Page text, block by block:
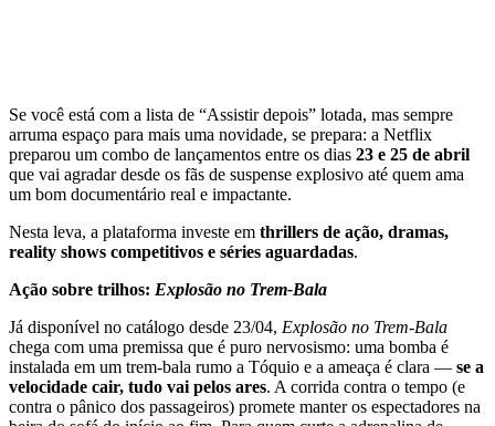
Se você está com a lista de “Assistir depois” lotada, mas sempre
arruma espaço para mais uma novidade, se prepara: a Netflix
preparou um combo de lançamentos entre os dias 23 e 25 de abril
que vai agradar desde os fãs de suspense explosivo até quem ama
um bom documentário real e impactante.
Nesta leva, a plataforma investe em thrillers de ação, dramas,
reality shows competitivos e séries aguardadas.
Ação sobre trilhos: Explosão no Trem-Bala
Já disponível no catálogo desde 23/04, Explosão no Trem-Bala
chega com uma premissa que é puro nervosismo: uma bomba é
instalada em um trem-bala rumo a Tóquio e a ameaça é clara — se a
velocidade cair, tudo vai pelos ares. A corrida contra o tempo (e
contra o pânico dos passageiros) promete manter os espectadores na